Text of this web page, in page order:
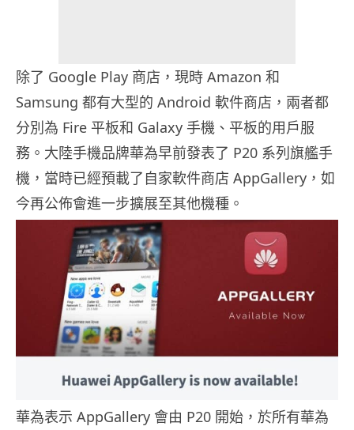
除了 Google Play 商店，現時 Amazon 和
Samsung 都有大型的 Android 軟件商店，兩者都
分別為 Fire 平板和 Galaxy 手機、平板的用戶服
務。大陸手機品牌華為早前發表了 P20 系列旗艦手
機，當時已經預載了自家軟件商店 AppGallery，如
今再公佈會進一步擴展至其他機種。
華為表示 AppGallery 會由 P20 開始，於所有華為